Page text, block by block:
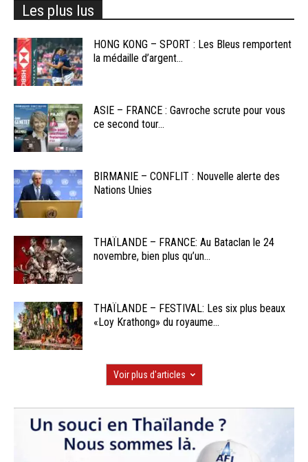
Les plus lus
HONG KONG – SPORT : Les Bleus remportent
la médaille d’argent...
ASIE – FRANCE : Gavroche scrute pour vous
ce second tour...
BIRMANIE – CONFLIT : Nouvelle alerte des
Nations Unies
THAÏLANDE – FRANCE: Au Bataclan le 24
novembre, bien plus qu’un...
THAÏLANDE – FESTIVAL: Les six plus beaux
«Loy Krathong» du royaume...
Voir plus d'articles